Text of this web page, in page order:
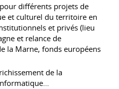
différents projets de
et culturel du territoire en
et privés (lieu
et relance de
la Marne, fonds européens
de la